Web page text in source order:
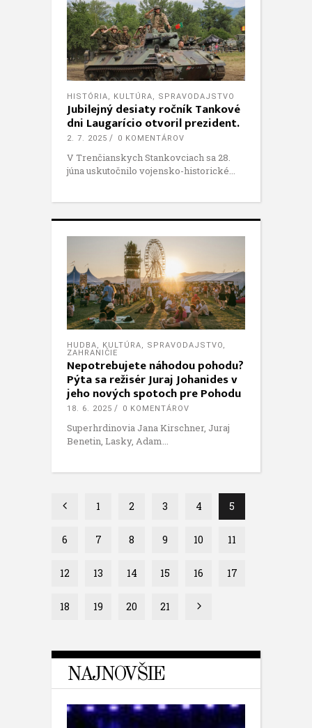
HISTÓRIA, KULTÚRA, SPRAVODAJSTVO
Jubilejný desiaty ročník Tankové
dni Laugarício otvoril prezident.
2. 7. 2025 0 KOMENTÁROV
V Trenčianskych Stankovciach sa 28.
júna uskutočnilo vojensko-historické
HUDBA, KULTÚRA, SPRAVODAJSTVO,
ZAHRANIČIE
Nepotrebujete náhodou pohodu?
Pýta sa režisér Juraj Johanides v
jeho nových spotoch pre Pohodu
18. 6. 2025 0 KOMENTÁROV
Superhrdinovia Jana Kirschner, Juraj
Benetin, Lasky, Adam
1 2 3 4 5
6 7 8 9 10 11
12 13 14 15 16 17
18 19 20 21
NAJNOVŠIE